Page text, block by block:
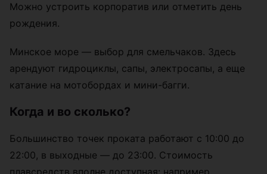
Можно устроить корпоратив или отметить день
рождения.
Минское море — выбор для смельчаков. Здесь
арендуют гидроциклы, сапы, электросапы, а еще
катание на мотобордах и мини-багги.
Когда и во сколько?
Большинство точек проката работают с 10:00 до
22:00, в выходные — до 23:00. Стоимость
плавсредств вполне доступная: например,